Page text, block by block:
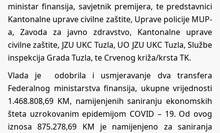
ministar finansija, savjetnik premijera, te predstavnici
Kantonalne uprave civilne zaštite, Uprave policije MUP-
a, Zavoda za javno zdravstvo, Kantonalne uprave
civilne zaštite, JZU UKC Tuzla, UO JZU UKC Tuzla, Službe
inspekcija Grada Tuzla, te Crvenog križa/krsta TK.
Vlada je odobrila i usmjeravanje dva transfera
Federalnog ministarstva finansija, ukupne vrijednosti
1.468.808,69 KM, namijenjenih saniranju ekonomskih
šteta uzrokovanim epidemijom COVID – 19. Od ovog
iznosa 875.278,69 KM je namijenjeno za saniranja